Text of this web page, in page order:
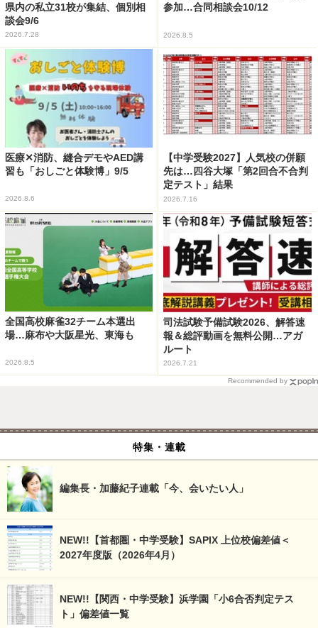
県内の私立31校が集結、個別相
談会9/6
2026.7.28
参加…合同相談会10/12
2026.8.5
医療✕消防、縫合デモやAED講
習も「おしごと体験博」9/5
2026.8.6
【中学受験2027】人気校の併願
先は…四谷大塚「第2回合不合判
定テスト」結果
2026.7.16
全国高校麻雀32チーム本選出
場…麻布や大阪星光、東海も
2026.8.5
司法試験予備試験2026、解答速
報＆総評動画を無料公開…アガ
ルート
2026.7.21
Recommended by
特集・連載
編集長・加藤紀子連載「今、会いたい人」
NEW!!【首都圏・中学受験】SAPIX 上位校偏差値＜
2027年度版（2026年4月）
NEW!!【関西・中学受験】浜学園「小6合否判定テス
ト」偏差値一覧